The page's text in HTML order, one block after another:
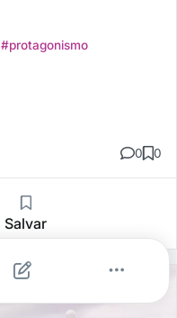
#protagonismo
0 0
Salvar